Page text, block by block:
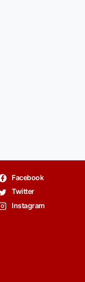
Facebook
Twitter
Instagram